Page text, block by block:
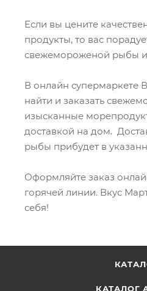
Если вы цените
продукты, то вас
свежемороженой рыбы
В онлайн супермаркете
найти и заказать
изысканные
доставкой на дом.
рыбы прибудет в
Оформляйте заказ
горячей линии. Вкус
себя!
КАТАЛОГ